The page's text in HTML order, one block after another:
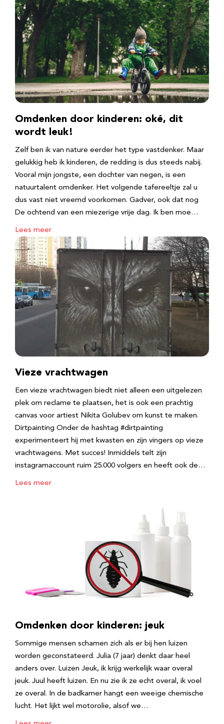
Omdenken door kinderen: oké, dit
wordt leuk!
Zelf ben ik van nature eerder het type vastdenker. Maar
gelukkig heb ik kinderen, de redding is dus steeds nabij.
Vooral mijn jongste, een dochter van negen, is een
natuurtalent omdenker. Het volgende tafereeltje zal u
dus vast niet vreemd voorkomen. Gadver, ook dat nog
De ochtend van een miezerige vrije dag. Ik ben moe…
Lees meer
Vieze vrachtwagen
Een vieze vrachtwagen biedt niet alleen een uitgelezen
plek om reclame te plaatsen, het is ook een prachtig
canvas voor artiest Nikita Golubev om kunst te maken.
Dirtpainting Onder de hashtag #dirtpainting
experimenteert hij met kwasten en zijn vingers op vieze
vrachtwagens. Met succes! Inmiddels telt zijn
instagramaccount ruim 25.000 volgers en heeft ook de…
Lees meer
Omdenken door kinderen: jeuk
Sommige mensen schamen zich als er bij hen luizen
worden geconstateerd. Julia (7 jaar) denkt daar heel
anders over. Luizen Jeuk, ik krijg werkelijk waar overal
jeuk. Juul heeft luizen. En nu zie ik ze echt overal, ik voel
ze overal. In de badkamer hangt een weeïge chemische
lucht. Het lijkt wel motorolie, alsof we…